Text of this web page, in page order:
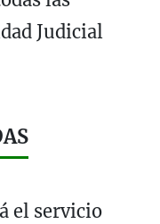
Judicial
el servicio